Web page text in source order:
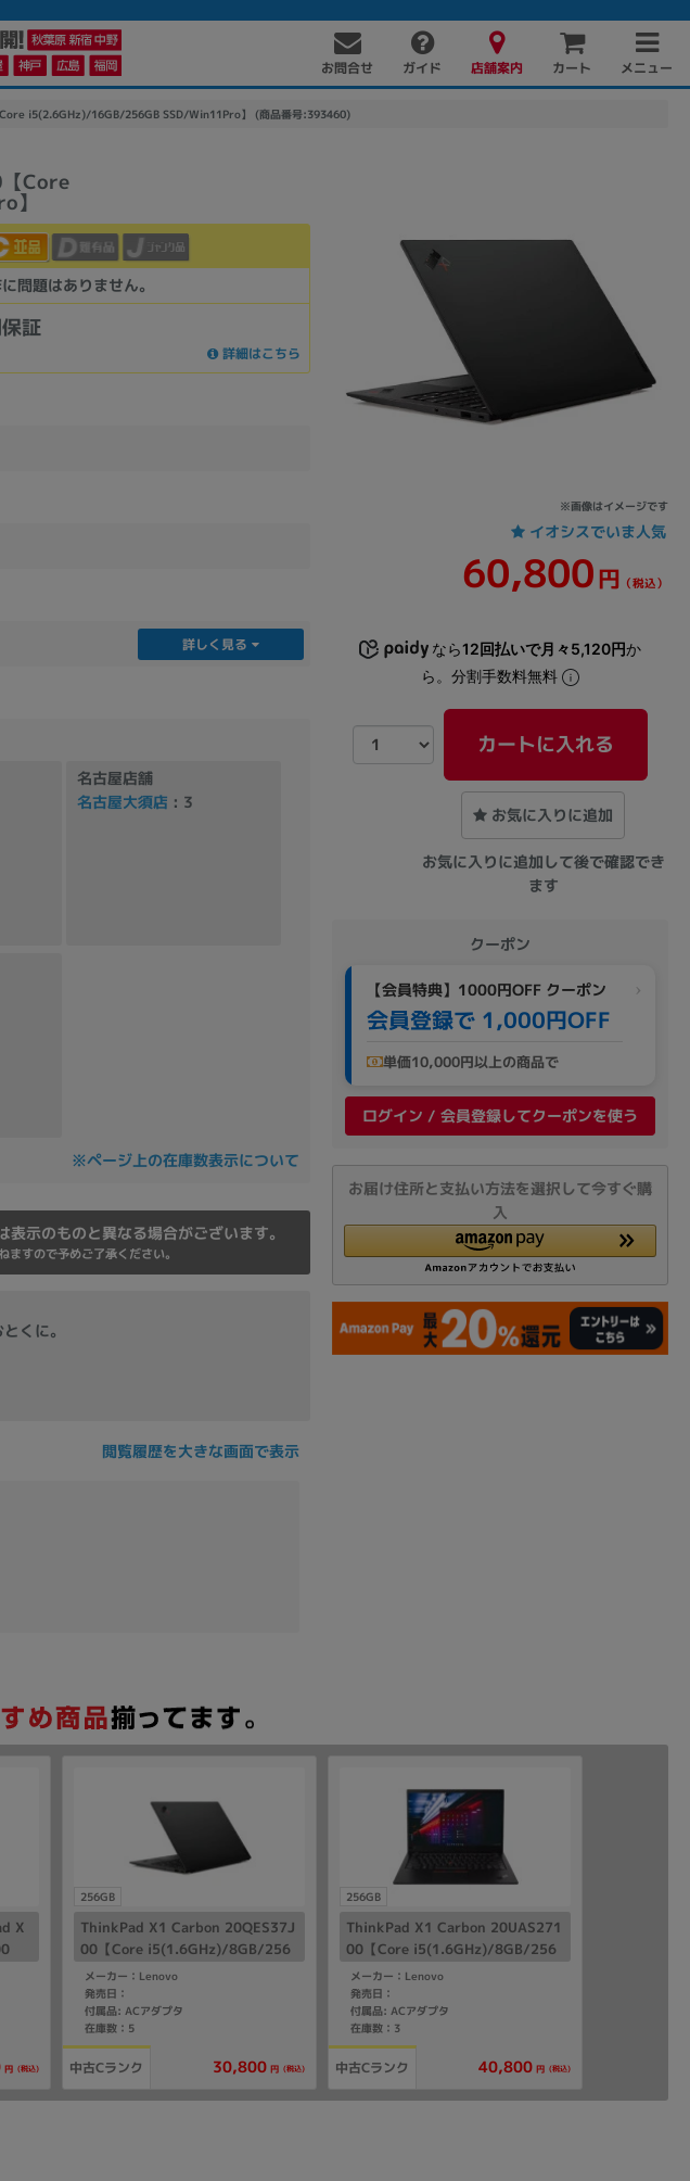
お問合せ ガイド 店舗案内 カート メニュー
i5(2.6GHz)/16GB/256GB SSD/Win11Pro】 (商品番号:393460)
Core
】
※画像はイメージです
イオシスでいま人気
60,800円 （税込）
なら12回払いで月々5,120円か
ら。分割手数料無料
カートに入れる
お気に入りに追加
お気に入りに追加して後で確認でき
ます
クーポン
【会員特典】1000円OFF クーポン
会員登録で 1,000円OFF
単価10,000円以上の商品で
ログイン / 会員登録してクーポンを使う
お届け住所と支払い方法を選択して今すぐ購
入
問題はありません。
証
詳細はこちら
詳しく見る
名古屋店舗
名古屋大須店 : 3
※ページ上の在庫数表示について
示のものと異なる場合がございます。
すので予めご了承ください。
くに。
閲覧履歴を大きな画面で表示
X
円 (税込)
256GB
ThinkPad X1 Carbon 20QES37J
00【Core i5(1.6GHz)/8GB/256
GB SSD/Win11Pro】
メーカー：Lenovo
発売日：
付属品: ACアダプタ
在庫数：5
中古Cランク 30,800 円 (税込)
256GB
ThinkPad X1 Carbon 20UAS271
00【Core i5(1.6GHz)/8GB/256
GB SSD/Win11Pro】
メーカー：Lenovo
発売日：
付属品: ACアダプタ
在庫数：3
中古Cランク 40,800 円 (税込)